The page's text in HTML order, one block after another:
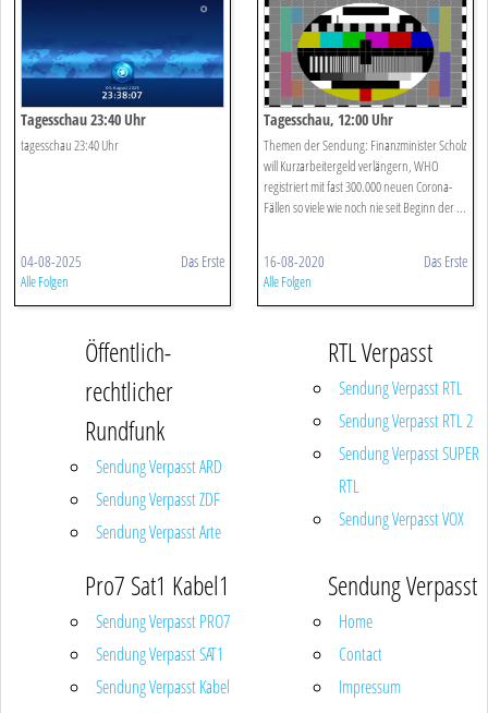
Tagesschau 23:40 Uhr
tagesschau 23:40 Uhr
04-08-2025 Das Erste
Alle Folgen
Tagesschau, 12:00 Uhr
Themen der Sendung: Finanzminister Scholz
will Kurzarbeitergeld verlängern, WHO
registriert mit fast 300.000 neuen Corona-
Fällen so viele wie noch nie seit Beginn der ...
16-08-2020 Das Erste
Alle Folgen
Öffentlich-
rechtlicher
Rundfunk
Sendung Verpasst ARD
Sendung Verpasst ZDF
Sendung Verpasst Arte
RTL Verpasst
Sendung Verpasst RTL
Sendung Verpasst RTL 2
Sendung Verpasst SUPER
RTL
Sendung Verpasst VOX
Pro7 Sat1 Kabel1
Sendung Verpasst PRO7
Sendung Verpasst SAT1
Sendung Verpasst Kabel
Sendung Verpasst
Home
Contact
Impressum